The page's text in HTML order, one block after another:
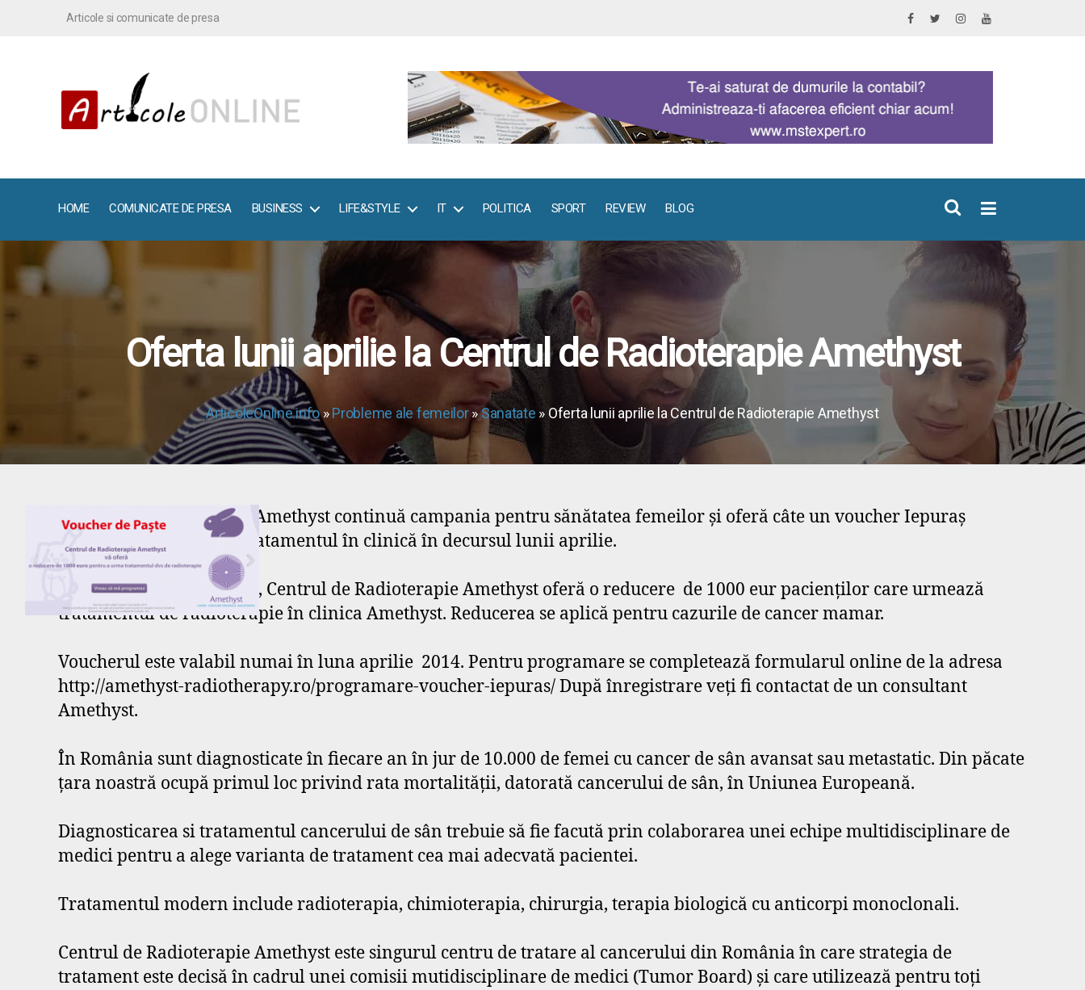
Articole si comunicate de presa
HOME COMUNICATE DE PRESA BUSINESS LIFE&STYLE IT POLITICA SPORT REVIEW BLOG
Oferta lunii aprilie la Centrul de Radioterapie Amethyst
ArticoleOnline.info»Probleme ale femeilor»Sanatate » Oferta lunii aprilie la Centrul de Radioterapie Amethyst
Centrul de Radioterapie Amethyst continuă campania pentru sănătatea femeilor și oferă câte un voucher Iepuraș
pacientelor care încep tratamentul în clinică în decursul lunii aprilie.
Prin „Voucherul Iepuraș”, Centrul de Radioterapie Amethyst oferă o reducere de 1000 eur pacienților care urmează
tratamentul de radioterapie în clinica Amethyst. Reducerea se aplică pentru cazurile de cancer mamar.
Voucherul este valabil numai în luna aprilie 2014. Pentru programare se completează formularul online de la adresa
http://amethyst-radiotherapy.ro/programare-voucher-iepuras/ După înregistrare veți fi contactat de un consultant
Amethyst.
În România sunt diagnosticate în fiecare an în jur de 10.000 de femei cu cancer de sân avansat sau metastatic. Din păcate
țara noastră ocupă primul loc privind rata mortalității, datorată cancerului de sân, în Uniunea Europeană.
Diagnosticarea si tratamentul cancerului de sân trebuie să fie facută prin colaborarea unei echipe multidisciplinare de
medici pentru a alege varianta de tratament cea mai adecvată pacientei.
Tratamentul modern include radioterapia, chimioterapia, chirurgia, terapia biologică cu anticorpi monoclonali.
Centrul de Radioterapie Amethyst este singurul centru de tratare al cancerului din România în care strategia de
tratament este decisă în cadrul unei comisii mutidisciplinare de medici (Tumor Board) și care utilizează pentru toţi